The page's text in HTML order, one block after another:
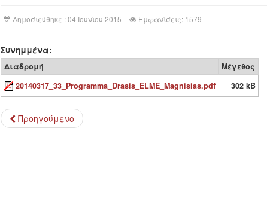
Δημοσιεύθηκε : 04 Ιουνίου 2015 Εμφανίσεις: 1579
Συνημμένα:
Διαδρομή
Μέγεθος
20140317_33_Programma_Drasis_ELME_Magnisias.pdf
302 kB
Προηγούμενο